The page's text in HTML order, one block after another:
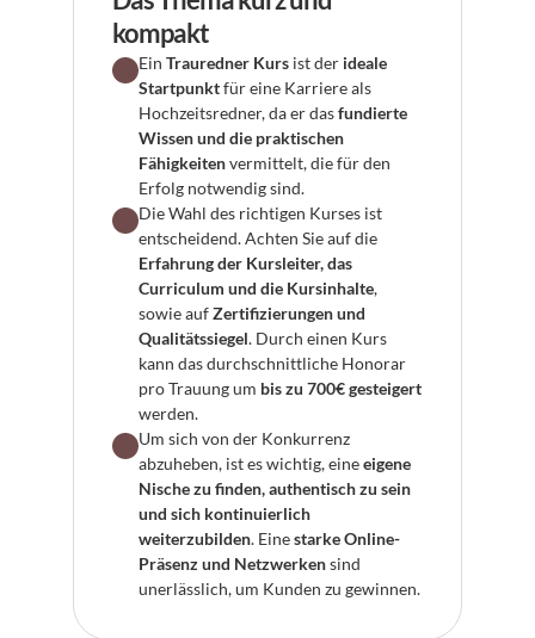
kompakt
Ein Trauredner Kurs ist der ideale
Startpunkt für eine Karriere als
Hochzeitsredner, da er das fundierte
Wissen und die praktischen
Fähigkeiten vermittelt, die für den
Erfolg notwendig sind.
Die Wahl des richtigen Kurses ist
Erfahrung der Kursleiter, das
Curriculum und die Kursinhalte,
sowie auf Zertifizierungen und
Qualitätssiegel. Durch einen Kurs
kann das durchschnittliche Honorar
pro Trauung um bis zu 700€ gesteigert
werden.
Um sich von der Konkurrenz
abzuheben, ist es wichtig, eine eigene
Nische zu finden, authentisch zu sein
und sich kontinuierlich
weiterzubilden. Eine starke Online-
Präsenz und Netzwerken sind
unerlässlich, um Kunden zu gewinnen.